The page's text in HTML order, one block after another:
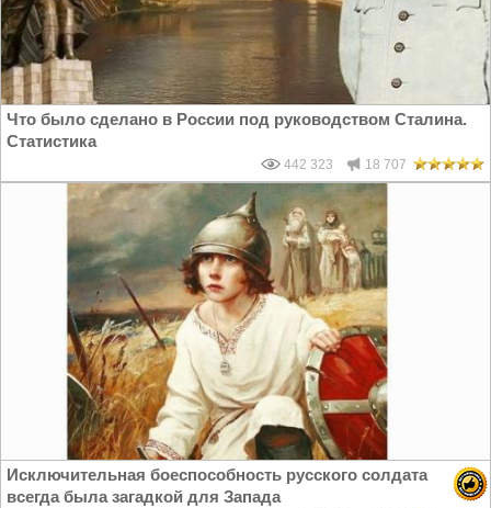
Что было сделано в России под руководством Сталина.
Статистика
442 323 18 707
Исключительная боеспособность русского солдата
всегда была загадкой для Запада